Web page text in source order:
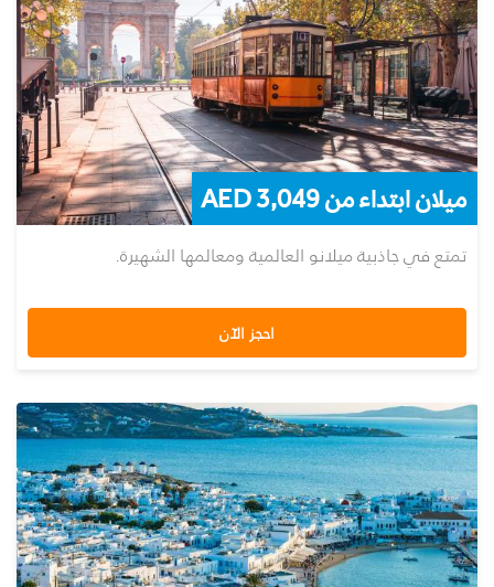
ميلان ابتداء من AED 3,049
تمتع في جاذبية ميلانو العالمية ومعالمها الشهيرة.
احجز الآن